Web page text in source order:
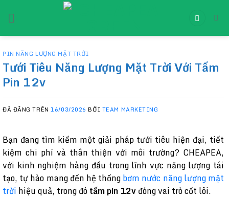
đến
PIN NĂNG LƯỢNG MẶT TRỜI
Tưới Tiêu Năng Lượng Mặt Trời Với Tấm
Pin 12v
ĐÃ ĐĂNG TRÊN16/03/2026 BỞI TEAM MARKETING
Bạn đang tìm kiếm một giải pháp tưới tiêu hiện đại, tiết
kiệm chi phí và thân thiện với môi trường? CHEAPEA,
với kinh nghiệm hàng đầu trong lĩnh vực năng lượng tái
tạo, tự hào mang đến hệ thốngbơm nước năng lượng mặt
trời hiệu quả, trong đótấm pin 12vđóng vai trò cốt lõi.